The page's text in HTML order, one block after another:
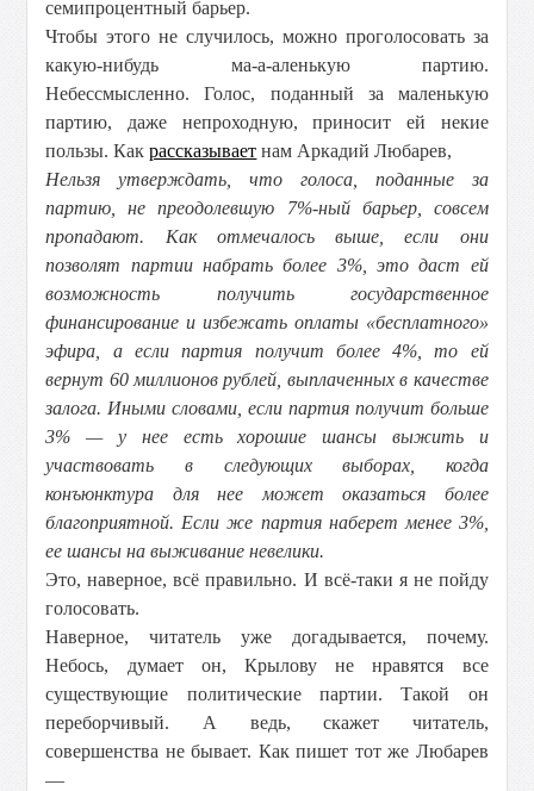
семипроцентный барьер.
Чтобы этого не случилось, можно проголосовать за
какую-нибудь ма-а-аленькую партию.
Небессмысленно. Голос, поданный за маленькую
партию, даже непроходную, приносит ей некие
пользы. Какрассказывает нам Аркадий Любарев,
Нельзя утверждать, что голоса, поданные за
партию, не преодолевшую 7%-ный барьер, совсем
пропадают. Как отмечалось выше, если они
позволят партии набрать более 3%, это даст ей
возможность получить государственное
финансирование и избежать оплаты «бесплатного»
эфира, а если партия получит более 4%, то ей
вернут 60 миллионов рублей, выплаченных в качестве
залога. Иными словами, если партия получит больше
3% — у нее есть хорошие шансы выжить и
участвовать в следующих выборах, когда
конъюнктура для нее может оказаться более
благоприятной. Если же партия наберет менее 3%,
ее шансы на выживание невелики.
Это, наверное, всё правильно. И всё-таки я не пойду
голосовать.
Наверное, читатель уже догадывается, почему.
Небось, думает он, Крылову не нравятся все
существующие политические партии. Такой он
переборчивый. А ведь, скажет читатель,
совершенства не бывает. Как пишет тот же Любарев
—